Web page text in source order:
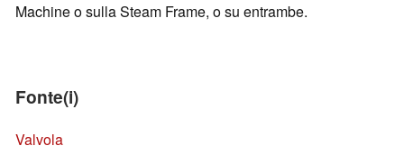
Machine o sulla Steam Frame, o su entrambe.
Fonte(i)
Valvola